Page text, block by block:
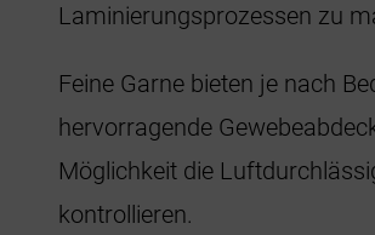
Laminierungsprozessen zu
Feine Garne bieten je nach
hervorragende
Möglichkeit die
kontrollieren.